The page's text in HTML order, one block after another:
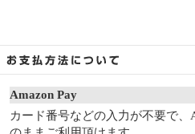
Amazon Pay
カード番号などの入力が不要で